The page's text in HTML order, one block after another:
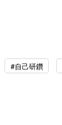
#自己研鑽